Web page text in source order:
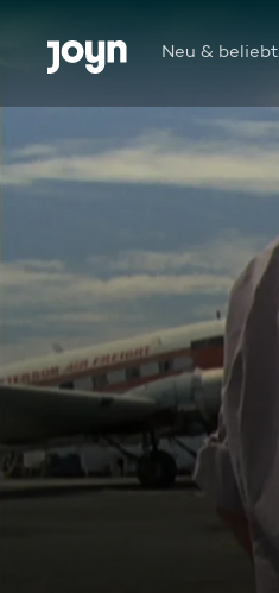
Zum Inhalt springen
Barrierefrei Neu & beliebt